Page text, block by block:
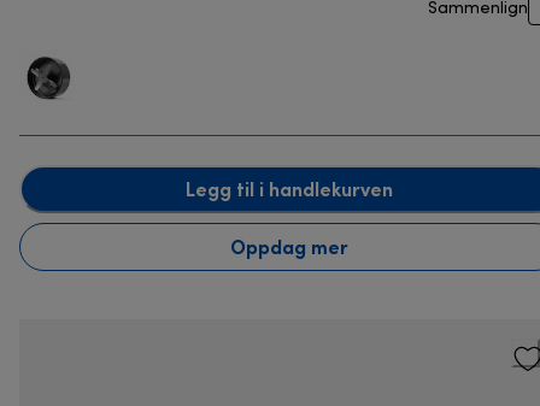
Sammenlign
Legg til i handlekurven
Oppdag mer